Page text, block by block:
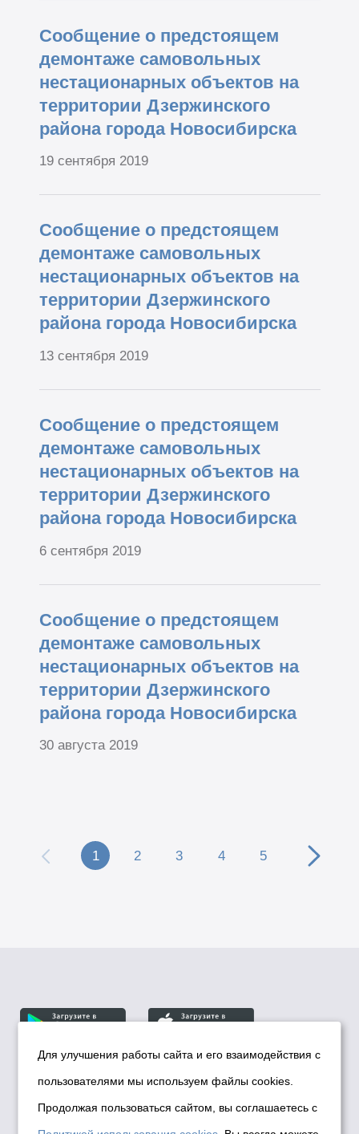
Сообщение о предстоящем
демонтаже самовольных
нестационарных объектов на
территории Дзержинского
района города Новосибирска
19 сентября 2019
Сообщение о предстоящем
демонтаже самовольных
нестационарных объектов на
территории Дзержинского
района города Новосибирска
13 сентября 2019
Сообщение о предстоящем
демонтаже самовольных
нестационарных объектов на
территории Дзержинского
района города Новосибирска
6 сентября 2019
Сообщение о предстоящем
демонтаже самовольных
нестационарных объектов на
территории Дзержинского
района города Новосибирска
30 августа 2019
1 2 3 4 5
© Департамент информационной политики мэрии
города Новосибирска, 2026
Политика использования Cookies
Для улучшения работы сайта и его взаимодействия с
пользователями мы используем файлы cookies.
Продолжая пользоваться сайтом, вы соглашаетесь с